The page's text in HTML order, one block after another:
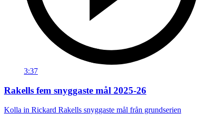
3:37
Rakells fem snyggaste mål 2025-26
Kolla in Rickard Rakells snyggaste mål från grundserien